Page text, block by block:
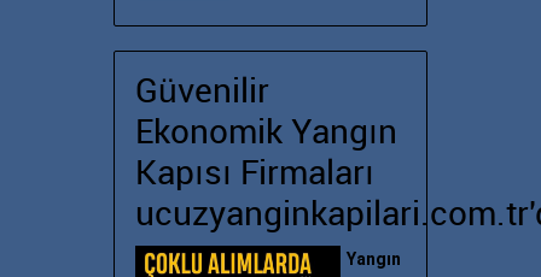
Güvenilir
Ekonomik Yangın
Kapısı Firmaları
Yangın